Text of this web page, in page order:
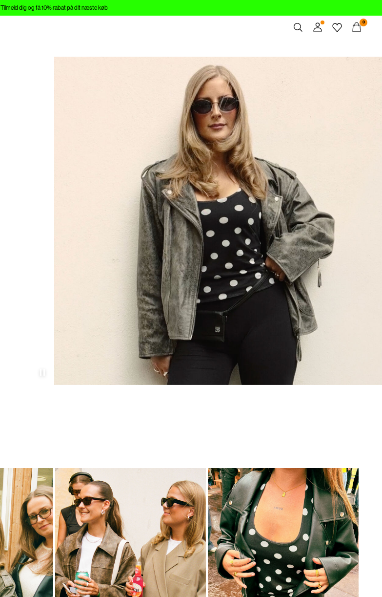
Tilmeld dig og få 10% rabat på dit næste køb
Profil
0
Product component Product component